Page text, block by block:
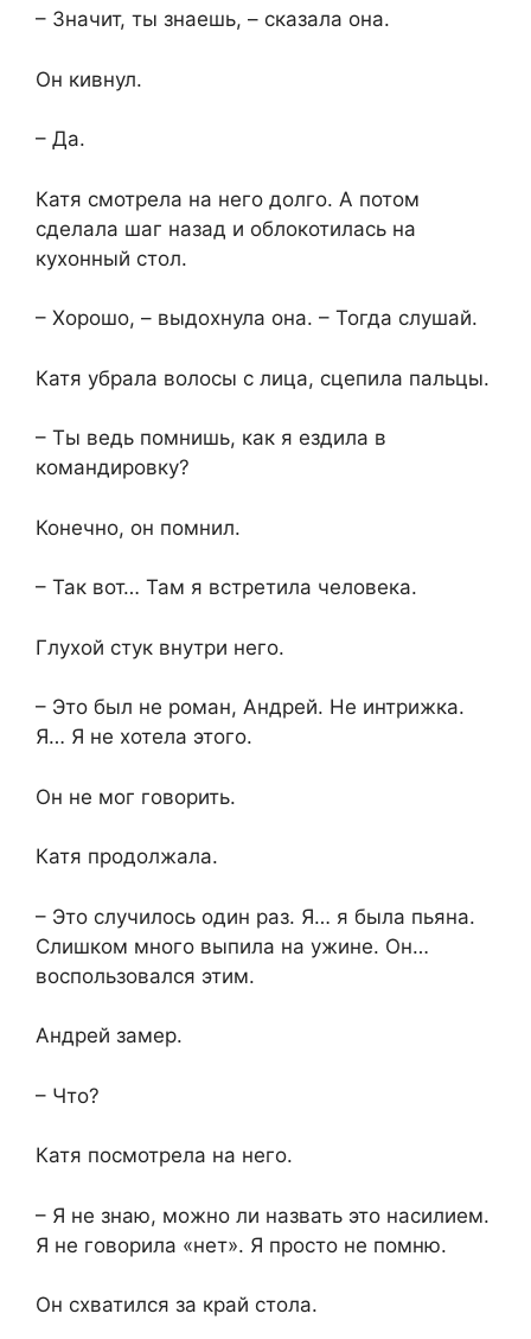
– Значит, ты знаешь, – сказала она.
Он кивнул.
– Да.
Катя смотрела на него долго. А потом
сделала шаг назад и облокотилась на
кухонный стол.
– Хорошо, – выдохнула она. – Тогда слушай.
Катя убрала волосы с лица, сцепила пальцы.
– Ты ведь помнишь, как я ездила в
командировку?
Конечно, он помнил.
– Так вот… Там я встретила человека.
Глухой стук внутри него.
– Это был не роман, Андрей. Не интрижка.
Я… Я не хотела этого.
Он не мог говорить.
Катя продолжала.
– Это случилось один раз. Я… я была пьяна.
Слишком много выпила на ужине. Он…
воспользовался этим.
Андрей замер.
– Что?
Катя посмотрела на него.
– Я не знаю, можно ли назвать это насилием.
Я не говорила «нет». Я просто не помню.
Он схватился за край стола.